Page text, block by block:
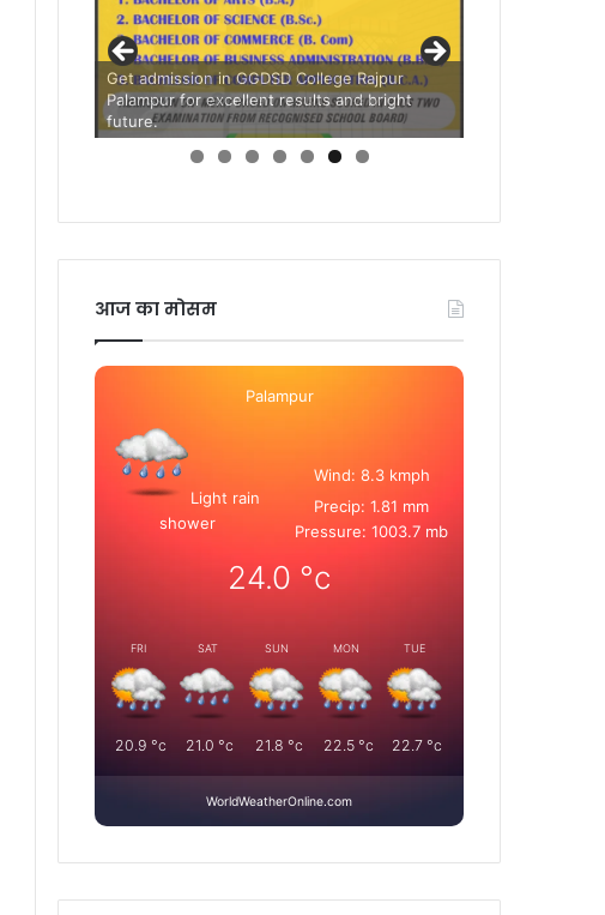
Get admission in GGDSD College Rajpur
Palampur for excellent results and bright
future.
आज का मोसम
Palampur
Light rain
shower
Wind: 8.3 kmph
Precip: 1.81 mm
Pressure: 1003.7 mb
24.0 °c
FRI
20.9 °c
SAT
21.0 °c
SUN
21.8 °c
MON
22.5°c
TUE
22.7 °c
WorldWeatherOnline.com